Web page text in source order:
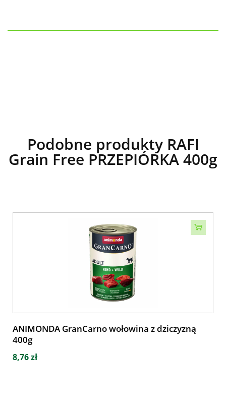
Podobne produkty RAFI
Grain Free PRZEPIÓRKA 400g
ANIMONDA GranCarno wołowina z dziczyzną
400g
8,76 zł